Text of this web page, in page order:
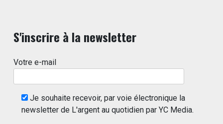
S'inscrire à la newsletter
Votre e-mail
Je souhaite recevoir, par voie électronique la
newsletter de L'argent au quotidien par YC Media.